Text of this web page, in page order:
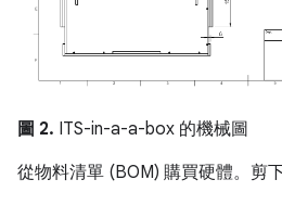
圖 2. ITS-in-a-a-box 的機械圖
從物料清單 (BOM) 購買硬體。剪